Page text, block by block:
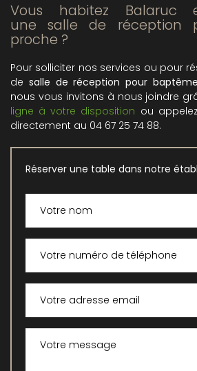
Vous habitez Balaruc
une salle de réception
proche ?
Pour solliciter nos services ou pour
de salle de réception pour
nous vous invitons à nous joindre
ligne à votre disposition ou
directement au 04 67 25 74 88.
Réserver une table dans notre